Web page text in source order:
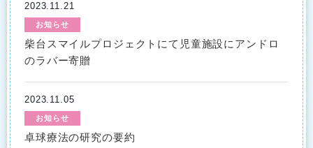
2023.11.21
お知らせ
柴台スマイルプロジェクトにて児童施設にアンドロ
のラバー寄贈
2023.11.05
お知らせ
卓球療法の研究の要約